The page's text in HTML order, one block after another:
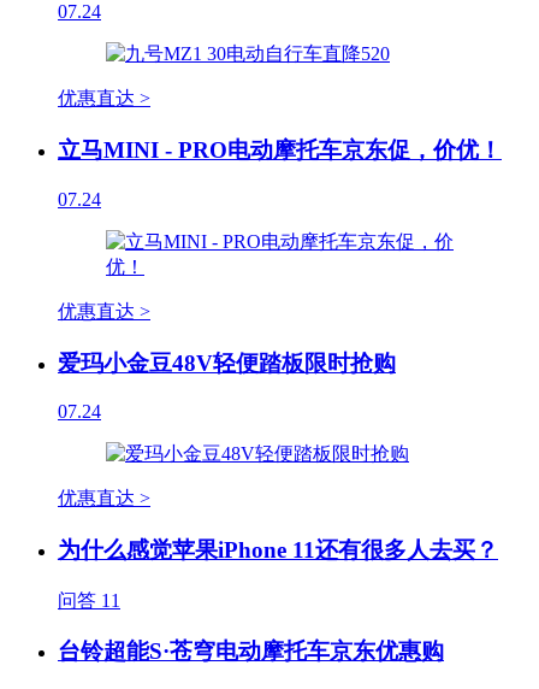
07.24
优惠直达 >
立马MINI - PRO电动摩托车京东促，价优！
07.24
优惠直达 >
爱玛小金豆48V轻便踏板限时抢购
07.24
优惠直达 >
为什么感觉苹果iPhone 11还有很多人去买？
问答 11
台铃超能S·苍穹电动摩托车京东优惠购